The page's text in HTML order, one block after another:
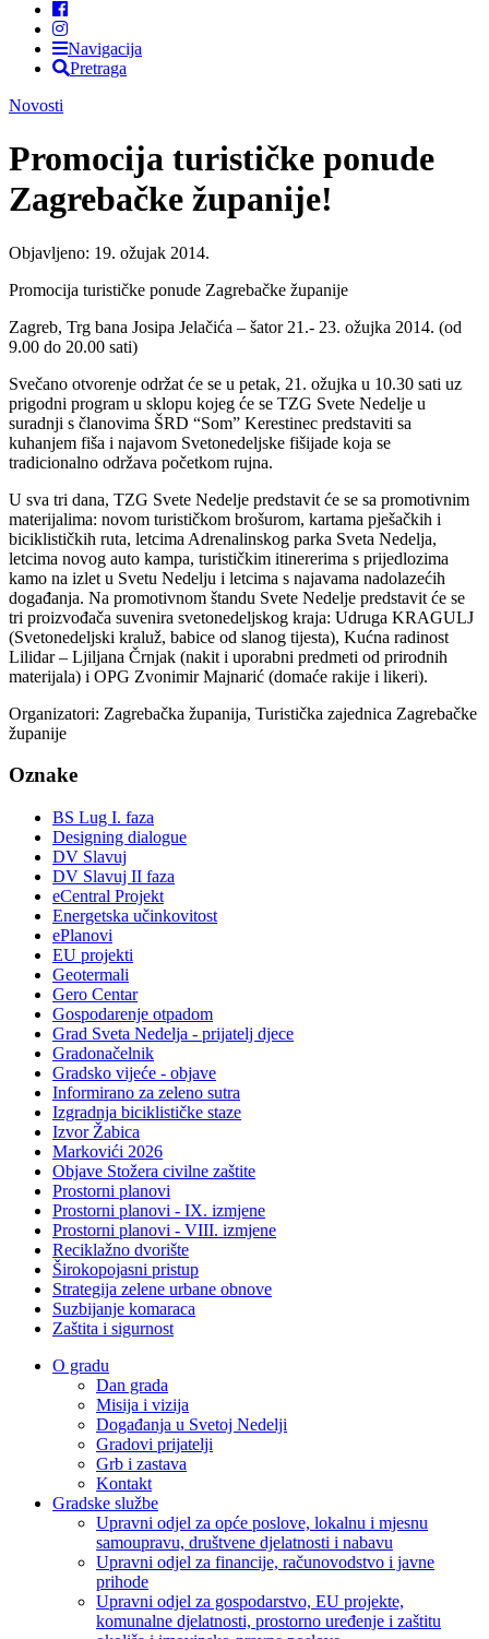
Navigacija
Pretraga
Novosti
Promocija turističke ponude
Zagrebačke županije!
Objavljeno: 19. ožujak 2014.
Promocija turističke ponude Zagrebačke županije
Zagreb, Trg bana Josipa Jelačića – šator 21.- 23. ožujka 2014. (od
9.00 do 20.00 sati)
Svečano otvorenje održat će se u petak, 21. ožujka u 10.30 sati uz
prigodni program u sklopu kojeg će se TZG Svete Nedelje u
suradnji s članovima ŠRD “Som” Kerestinec predstaviti sa
kuhanjem fiša i najavom Svetonedeljske fišijade koja se
tradicionalno održava početkom rujna.
U sva tri dana, TZG Svete Nedelje predstavit će se sa promotivnim
materijalima: novom turističkom brošurom, kartama pješačkih i
biciklističkih ruta, letcima Adrenalinskog parka Sveta Nedelja,
letcima novog auto kampa, turističkim itinererima s prijedlozima
kamo na izlet u Svetu Nedelju i letcima s najavama nadolazećih
događanja. Na promotivnom štandu Svete Nedelje predstavit će se
tri proizvođača suvenira svetonedeljskog kraja: Udruga KRAGULJ
(Svetonedeljski kraluž, babice od slanog tijesta), Kućna radinost
Lilidar – Ljiljana Črnjak (nakit i uporabni predmeti od prirodnih
materijala) i OPG Zvonimir Majnarić (domaće rakije i likeri).
Organizatori: Zagrebačka županija, Turistička zajednica Zagrebačke
županije
Oznake
BS Lug I. faza
Designing dialogue
DV Slavuj
DV Slavuj II faza
eCentral Projekt
Energetska učinkovitost
ePlanovi
EU projekti
Geotermali
Gero Centar
Gospodarenje otpadom
Grad Sveta Nedelja - prijatelj djece
Gradonačelnik
Gradsko vijeće - objave
Informirano za zeleno sutra
Izgradnja biciklističke staze
Izvor Žabica
Markovići 2026
Objave Stožera civilne zaštite
Prostorni planovi
Prostorni planovi - IX. izmjene
Prostorni planovi - VIII. izmjene
Reciklažno dvorište
Širokopojasni pristup
Strategija zelene urbane obnove
Suzbijanje komaraca
Zaštita i sigurnost
O gradu
Dan grada
Misija i vizija
Događanja u Svetoj Nedelji
Gradovi prijatelji
Grb i zastava
Kontakt
Gradske službe
Upravni odjel za opće poslove, lokalnu i mjesnu
samoupravu, društvene djelatnosti i nabavu
Upravni odjel za financije, računovodstvo i javne
prihode
Upravni odjel za gospodarstvo, EU projekte,
komunalne djelatnosti, prostorno uređenje i zaštitu